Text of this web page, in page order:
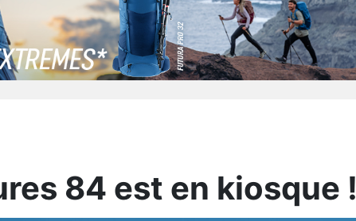
84 est en kiosque !